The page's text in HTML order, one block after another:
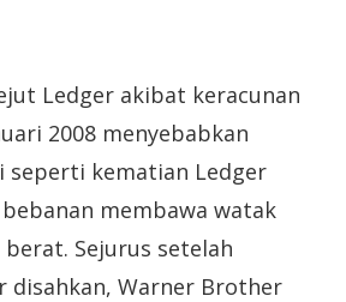
Ledger akibat keracunan
2008 menyebabkan
seperti kematian Ledger
membawa watak
berat. Sejurus setelah
disahkan, Warner Brother